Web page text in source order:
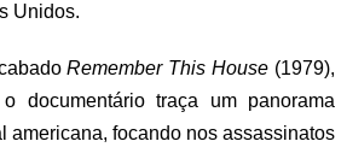
Unidos.
Remember This House (1979),
documentário traça um panorama
americana, focando nos assassinatos